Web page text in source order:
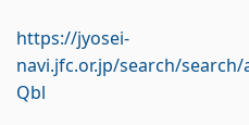
https://jyosei-
navi.jfc.or.jp/search/search/
Qbl